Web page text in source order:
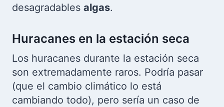
desagradables algas.
Huracanes en la estación seca
Los huracanes durante la estación seca
son extremadamente raros. Podría pasar
(que el cambio climático lo está
cambiando todo), pero sería un caso de